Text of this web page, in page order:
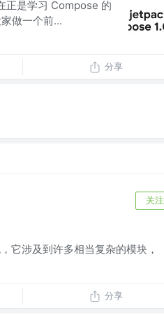
正是学习 Compose 的
做一个前...
分享
关注
它涉及到许多相当复杂的模块，
分享